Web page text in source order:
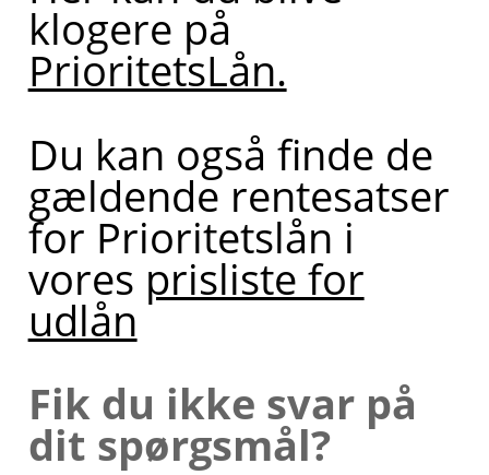
klogere på
PrioritetsLån.
Du kan også finde de
gældende rentesatser
for Prioritetslån i
vores prisliste for
udlån
Fik du ikke svar på
dit spørgsmål?